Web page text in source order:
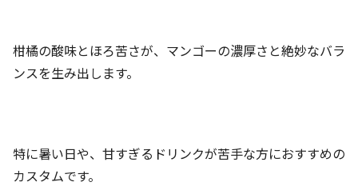
柑橘の酸味とほろ苦さが、マンゴーの濃厚さと絶妙なバラ
ンスを生み出します。
特に暑い日や、甘すぎるドリンクが苦手な方におすすめの
カスタムです。